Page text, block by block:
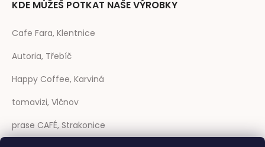
KDE MŮŽEŠ POTKAT NAŠE VÝROBKY
Cafe Fara, Klentnice
Autoria, Třebíč
Happy Coffee, Karviná
tomavizi, Vlčnov
prase CAFÉ, Strakonice